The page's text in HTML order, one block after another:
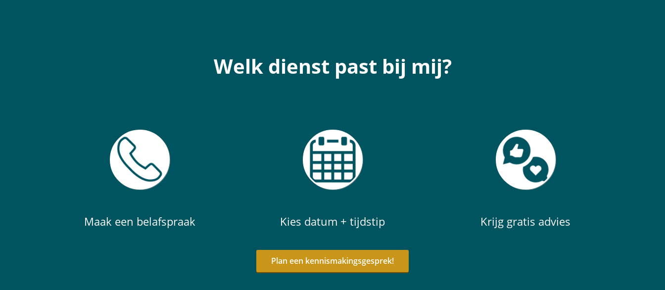
Welk dienst past bij mij?
Maak een belafspraak Kies datum + tijdstip
Plan een kennismakingsgesprek!
Krijg gratis advies